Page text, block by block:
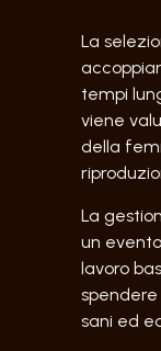
La
tempi
viene
della
La
un
lavoro
sani ed